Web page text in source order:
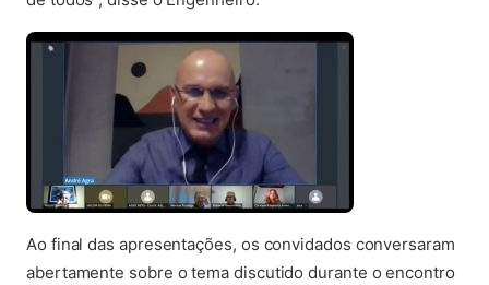
Ao final das apresentações, os convidados conversaram
abertamente sobre o tema discutido durante o encontro